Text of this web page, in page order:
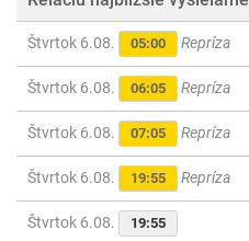
Štvrtok 6.08. 05:00 Repríza
Štvrtok 6.08. 06:05 Repríza
Štvrtok 6.08. 07:05 Repríza
Štvrtok 6.08. 19:55 Repríza
Štvrtok 6.08. 19:55